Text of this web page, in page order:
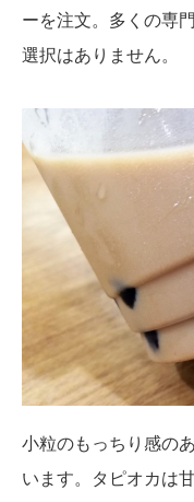
ーを注文。多くの専
選択はありません。
小粒のもっちり感の
います。タピオカは